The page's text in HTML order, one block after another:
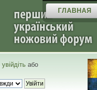
ГЛАВНАЯ
увійдіть або